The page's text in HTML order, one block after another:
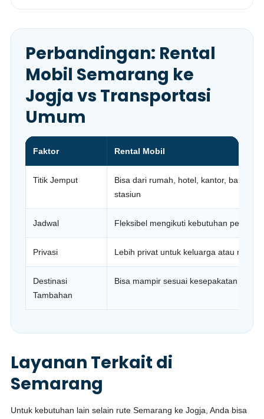
Perbandingan: Rental
Mobil Semarang ke
Jogja vs Transportasi
Umum
Faktor Rental Mobil
Titik Jemput
Bisa dari rumah, hotel, kantor,
stasiun
Jadwal Fleksibel mengikuti kebutuhan
Privasi Lebih privat untuk keluarga atau
Destinasi
Tambahan
Bisa mampir sesuai kesepakatan
Layanan Terkait di
Semarang
Untuk kebutuhan lain selain rute Semarang ke Jogja, Anda bisa